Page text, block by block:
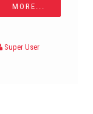
MORE...
Super User